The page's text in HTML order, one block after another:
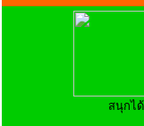
สนุกไ